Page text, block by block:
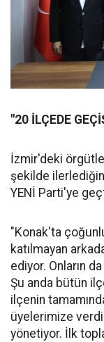
"20 İLÇEDE
İzmir'deki
şekilde
YENİ Parti'ye
"Konak'ta
katılmayan
ediyor. Onların
Şu anda bütün
ilçenin
üyelerimize
yönetiyor. İlk